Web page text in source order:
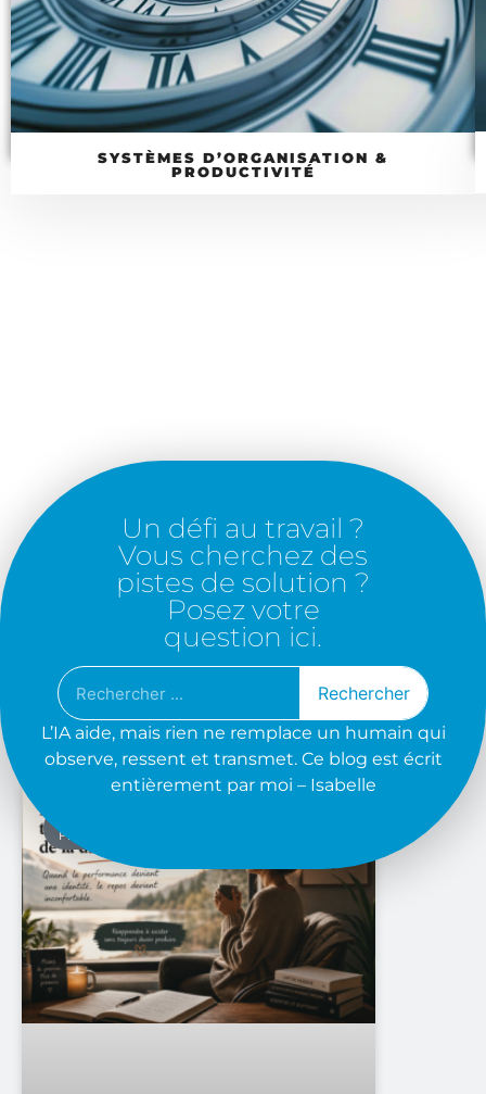
SYSTÈMES D’ORGANISATION &
PRODUCTIVITÉ
Un défi au travail ?
Vous cherchez des
pistes de solution ?
Posez votre
question ici.
Rechercher
L’IA aide, mais rien ne remplace un humain qui
observe, ressent et transmet. Ce blog est écrit
entièrement par moi – Isabelle
PRODUCTIVITÉ